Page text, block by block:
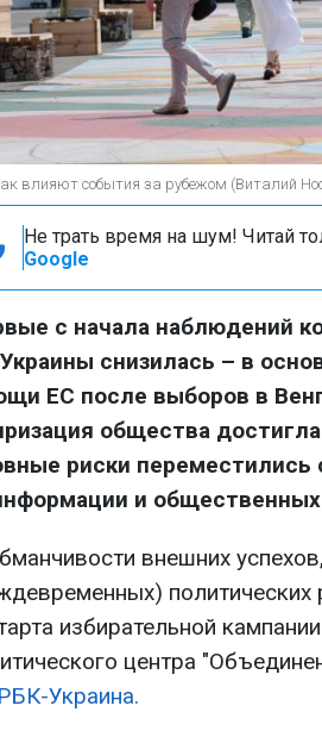
влияют события за рубежом (Виталий
Не трать время на шум! Читай
Google
с начала наблюдений
снизилась – в
ЕС после выборов в
общества
риски переместились
и общественных
внешних
политических
избирательной
центра
РБК-Украина.